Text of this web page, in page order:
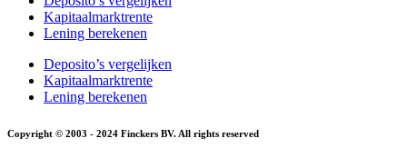
Kapitaalmarktrente
Lening berekenen
Deposito’s vergelijken
Kapitaalmarktrente
Lening berekenen
Copyright © 2003 - 2024 Finckers BV. All rights reserved